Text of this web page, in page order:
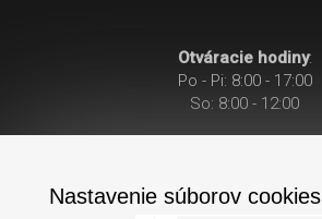
Otváracie hodiny:
Po - Pi: 8:00 - 17:00
So: 8:00 - 12:00
Nastavenie súborov cookies